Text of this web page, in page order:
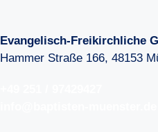
Evangelisch-Freikirchliche
Hammer Straße 166, 48153